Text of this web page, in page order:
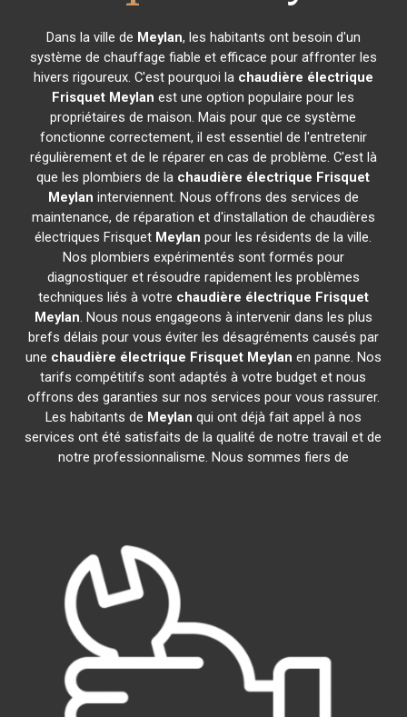
Dans la ville de Meylan, les habitants ont besoin d'un
système de chauffage fiable et efficace pour affronter les
hivers rigoureux. C'est pourquoi la chaudière électrique
Frisquet Meylan est une option populaire pour les
propriétaires de maison. Mais pour que ce système
fonctionne correctement, il est essentiel de l'entretenir
régulièrement et de le réparer en cas de problème. C'est là
que les plombiers de la chaudière électrique Frisquet
Meylan interviennent. Nous offrons des services de
maintenance, de réparation et d'installation de chaudières
électriques Frisquet Meylan pour les résidents de la ville.
Nos plombiers expérimentés sont formés pour
diagnostiquer et résoudre rapidement les problèmes
techniques liés à votre chaudière électrique Frisquet
Meylan. Nous nous engageons à intervenir dans les plus
brefs délais pour vous éviter les désagréments causés par
une chaudière électrique Frisquet Meylan en panne. Nos
tarifs compétitifs sont adaptés à votre budget et nous
offrons des garanties sur nos services pour vous rassurer.
Les habitants de Meylan qui ont déjà fait appel à nos
services ont été satisfaits de la qualité de notre travail et de
notre professionnalisme. Nous sommes fiers de